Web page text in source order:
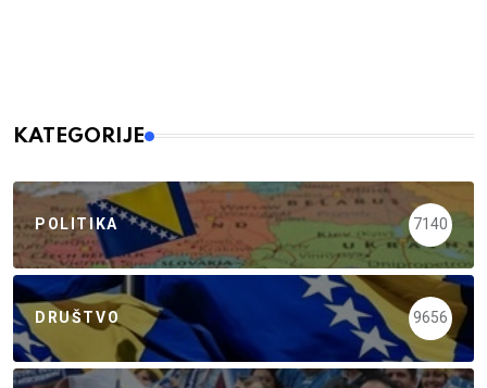
KATEGORIJE
POLITIKA 7140
DRUŠTVO 9656